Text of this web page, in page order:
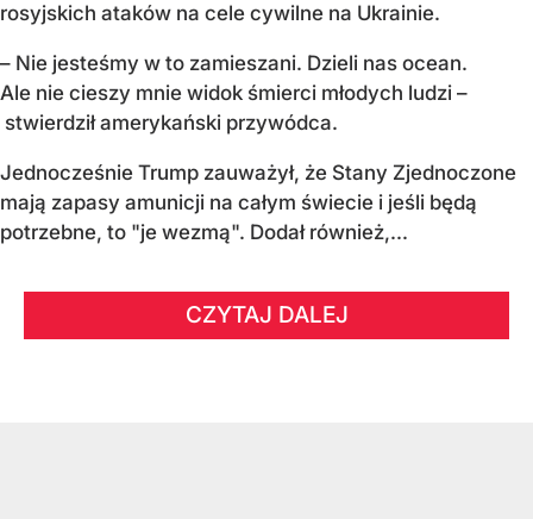
rosyjskich ataków na cele cywilne na Ukrainie.
– Nie jesteśmy w to zamieszani. Dzieli nas ocean.
Ale nie cieszy mnie widok śmierci młodych ludzi –
stwierdził amerykański przywódca.
Jednocześnie Trump zauważył, że Stany Zjednoczone
mają zapasy amunicji na całym świecie i jeśli będą
potrzebne, to "je wezmą". Dodał również,...
CZYTAJ DALEJ